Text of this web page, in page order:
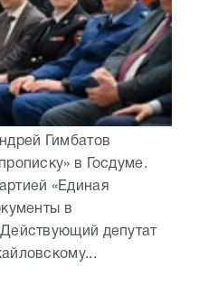
Гимбатов
в Госдуме.
«Единая
в
депутат